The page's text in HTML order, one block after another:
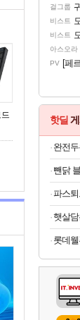
걸그룹
비스트
비스트
아스오라
PV [페르
핫딜
뺀닭
햇살담
롯데